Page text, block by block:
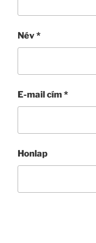
Név*
E-mail cím*
Honlap